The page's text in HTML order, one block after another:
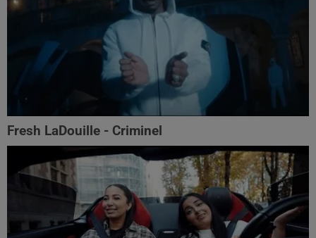
Fresh LaDouille - Criminel